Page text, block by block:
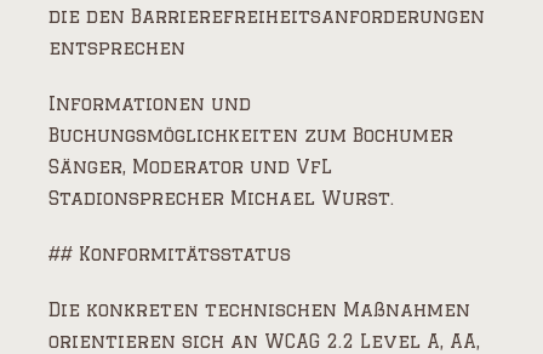
die den Barrierefreiheitsanforderungen
entsprechen
Informationen und
Buchungsmöglichkeiten zum Bochumer
Sänger, Moderator und VfL
Stadionsprecher Michael Wurst.
## Konformitätsstatus
Die konkreten technischen Maßnahmen
orientieren sich an WCAG 2.2 Level A, AA,